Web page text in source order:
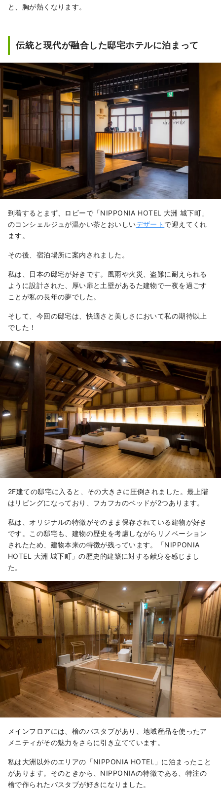
と、胸が熱くなります。
伝統と現代が融合した邸宅ホテルに泊まって
到着するとまず、ロビーで「NIPPONIA HOTEL 大洲 城下町」
のコンシェルジュが温かい茶とおいしいデザート で迎えてくれ
ます。
その後、宿泊場所に案内されました。
私は、日本の邸宅が好きです。風雨や火災、盗難に耐えられる
ように設計された、厚い扉と土壁があるた建物で一夜を過ごす
ことが私の長年の夢でした。
そして、今回の邸宅は、快適さと美しさにおいて私の期待以上
でした！
2F建ての邸宅に入ると、その大きさに圧倒されました。最上階
はリビングになっており、フカフカのベッドが2つあります。
私は、オリジナルの特徴がそのまま保存されている建物が好き
です。この邸宅も、建物の歴史を考慮しながらリノベーション
されたため、建物本来の特徴が残っています。「NIPPONIA
HOTEL 大洲 城下町」の歴史的建築に対する献身を感じまし
た。
メインフロアには、檜のバスタブがあり、地域産品を使ったア
メニティがその魅力をさらに引き立てています。
私は大洲以外のエリアの「NIPPONIA HOTEL」に泊まったこと
があります。そのときから、NIPPONIAの特徴である、特注の
檜で作られたバスタブが好きになりました。